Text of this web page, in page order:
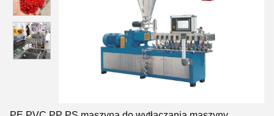
wytłaczania maszyny do wytłaczania maszyny do wytłaczania
maszyny do wytłaczania maszyny do wytłaczania maszyny do
wytłaczania maszyny do wytłaczania maszyny do wytłaczania
maszyny do wytłaczania maszyny do wytłacza